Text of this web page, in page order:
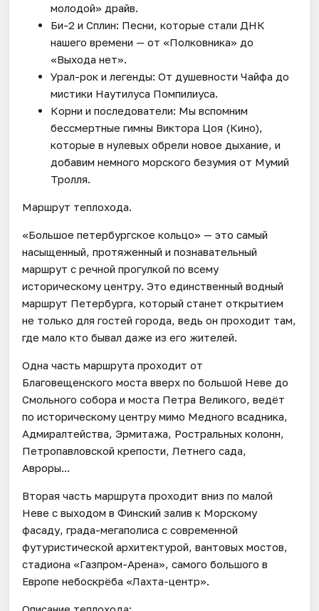
молодой» драйв.
Би-2 и Сплин: Песни, которые стали ДНК
нашего времени — от «Полковника» до
«Выхода нет».
Урал-рок и легенды: От душевности Чайфа до
мистики Наутилуса Помпилиуса.
Корни и последователи: Мы вспомним
бессмертные гимны Виктора Цоя (Кино),
которые в нулевых обрели новое дыхание, и
добавим немного морского безумия от Мумий
Тролля.
Маршрут теплохода.
«Большое петербургское кольцо» — это самый
насыщенный, протяженный и познавательный
маршрут с речной прогулкой по всему
историческому центру. Это единственный водный
маршрут Петербурга, который станет открытием
не только для гостей города, ведь он проходит там,
где мало кто бывал даже из его жителей.
Одна часть маршрута проходит от
Благовещенского моста вверх по большой Неве до
Смольного собора и моста Петра Великого, ведёт
по историческому центру мимо Медного всадника,
Адмиралтейства, Эрмитажа, Ростральных колонн,
Петропавловской крепости, Летнего сада,
Авроры...
Вторая часть маршрута проходит вниз по малой
Неве с выходом в Финский залив к Морскому
фасаду, града-мегаполиса с современной
футуристической архитектурой, вантовых мостов,
стадиона «Газпром-Арена», самого большого в
Европе небоскрёба «Лахта-центр».